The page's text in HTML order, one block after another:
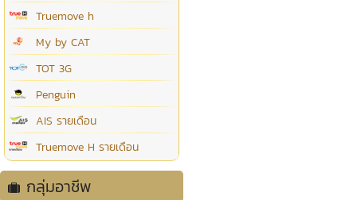
Truemove h
My by CAT
TOT 3G
Penguin
AIS รายเดือน
Truemove H รายเดือน
กลุ่มอาชีพ